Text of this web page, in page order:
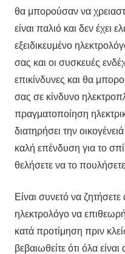
θα μπορούσαν να
είναι παλιό και δεν έχει
εξειδικευμένο
σας και οι συσκευές
επικίνδυνες και θα
σας σε κίνδυνο
πραγματοποίηση
διατηρήσει την
καλή επένδυση για το
θελήσετε να το
Είναι συνετό να
ηλεκτρολόγο να
κατά προτίμηση πριν
βεβαιωθείτε ότι όλα